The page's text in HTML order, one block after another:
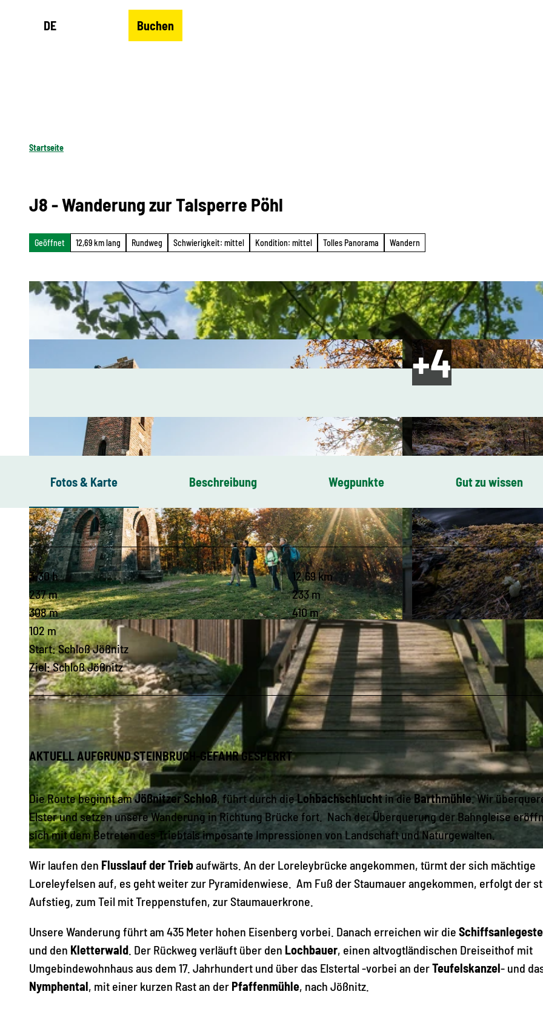
DE Buchen
Startseite
J8 - Wanderung zur Talsperre Pöhl
Geöffnet 12,69 km lang Rundweg Schwierigkeit: mittel Kondition: mittel Tolles Panorama Wandern
© Archiv Zweckverband Talsperre Pöhl, U. Loescher | © Archiv Tourismusverband Vogtland, Patrick Weber |
Fotos & Karte Beschreibung Wegpunkte Gut zu wissen
3:30 h
12,69 km
237 m
233 m
308 m
410 m
102 m
Start: Schloß Jößnitz
Ziel: Schloß Jößnitz
AKTUELL AUFGRUND STEINBRUCH-GEFAHR GESPERRT
Die Route beginnt amJößnitzer Schloß, führt durch dieLohbachschluchtin dieBarthmühle. Wir
Elster und setzen unsere Wanderung in Richtung Brücke fort. Nach der Überquerung der Bahngleise
sich mit dem Betreten des Triebtals imposante Impressionen von Landschaft und Naturgewalten.
Wir laufen den Flusslauf der Triebaufwärts. An der Loreleybrücke angekommen, türmt der sich mächtige
Loreleyfelsen auf, es geht weiter zur Pyramidenwiese. Am Fuß der Staumauer angekommen, erfolgt der
Aufstieg, zum Teil mit Treppenstufen, zur Staumauerkrone.
Unsere Wanderung führt am 435 Meter hohen Eisenberg vorbei. Danach erreichen wir die
und den Kletterwald . Der Rückweg verläuft über den Lochbauer, einen altvogtländischen Dreiseithof mit
Umgebindewohnhaus aus dem 17. Jahrhundert und über das Elstertal -vorbei an derTeufelskanzel- und
Nymphental, mit einer kurzen Rast an der Pfaffenmühle, nach Jößnitz.